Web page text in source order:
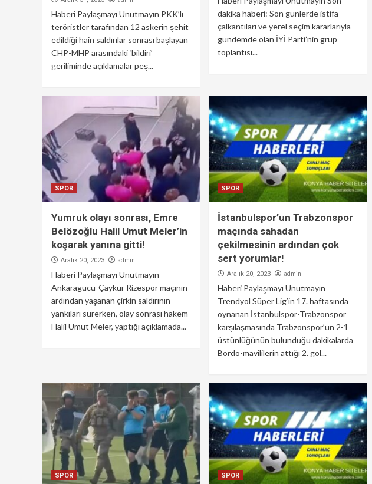
Haberi Paylaşmayı Unutmayın PKK’lı
teröristler tarafından 12 askerin şehit
edildiği hain saldırılar sonrası başlayan
CHP-MHP arasındaki ‘bildiri’
geriliminde açıklamalar peş...
dakika haberi: Son günlerde istifa
çalkantıları ve yerel seçim kararlarıyla
gündemde olan İYİ Parti’nin grup
toplantısı...
SPOR
Yumruk olayı sonrası, Emre
Belözoğlu Halil Umut Meler’in
koşarak yanına gitti!
Aralık 20, 2023 admin
Haberi Paylaşmayı Unutmayın
Ankaragücü-Çaykur Rizespor maçının
ardından yaşanan çirkin saldırının
yankıları sürerken, olay sonrası hakem
Halil Umut Meler, yaptığı açıklamada...
SPOR
İstanbulspor’un Trabzonspor
maçında sahadan
çekilmesinin ardından çok
sert yorumlar!
Aralık 20, 2023 admin
Haberi Paylaşmayı Unutmayın
Trendyol Süper Lig’in 17. haftasında
oynanan İstanbulspor-Trabzonspor
karşılaşmasında Trabzonspor’un 2-1
üstünlüğünün bulunduğu dakikalarda
Bordo-mavililerin attığı 2. gol...
SPOR SPOR